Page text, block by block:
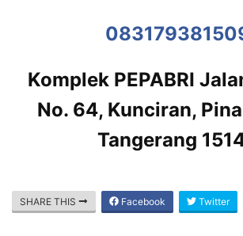
Komplek PEPABRI
No. 64, Kunciran,
Tangerang
SHARE THIS Facebook Twitter